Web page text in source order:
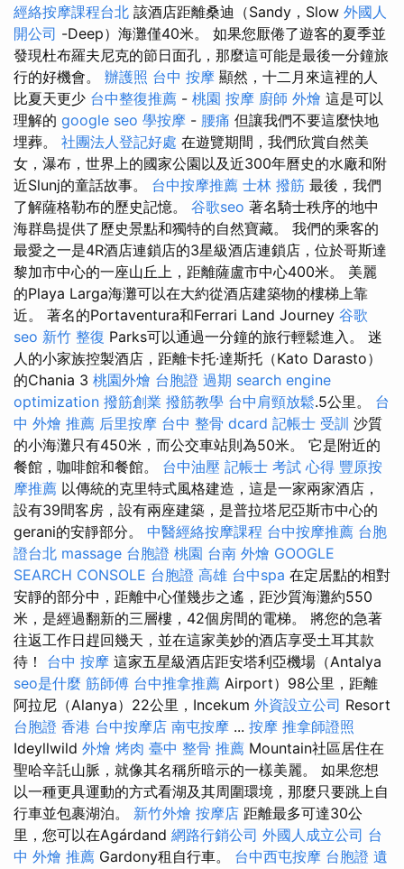
經絡按摩課程台北 該酒店距離桑迪（Sandy，Slow 外國人
開公司 -Deep）海灘僅40米。 如果您厭倦了遊客的夏季並
發現杜布羅夫尼克的節日面孔，那麼這可能是最後一分鐘旅
行的好機會。 辦護照 台中 按摩 顯然，十二月來這裡的人
比夏天更少 台中整復推薦 - 桃園 按摩 廚師 外燴 這是可以
理解的 google seo 學按摩 - 腰痛 但讓我們不要這麼快地
埋葬。 社團法人登記好處 在遊覽期間，我們欣賞自然美
女，瀑布，世界上的國家公園以及近300年曆史的水廠和附
近Slunj的童話故事。 台中按摩推薦 士林 撥筋 最後，我們
了解薩格勒布的歷史記憶。 谷歌seo 著名騎士秩序的地中
海群島提供了歷史景點和獨特的自然寶藏。 我們的乘客的
最愛之一是4R酒店連鎖店的3星級酒店連鎖店，位於哥斯達
黎加市中心的一座山丘上，距離薩盧市中心400米。 美麗
的Playa Larga海灘可以在大約從酒店建築物的樓梯上靠
近。 著名的Portaventura和Ferrari Land Journey 谷歌
seo 新竹 整復 Parks可以通過一分鐘的旅行輕鬆進入。 迷
人的小家族控製酒店，距離卡托·達斯托（Kato Darasto）
的Chania 3 桃園外燴 台胞證 過期 search engine
optimization 撥筋創業 撥筋教學 台中肩頸放鬆.5公里。 台
中 外燴 推薦 后里按摩 台中 整骨 dcard 記帳士 受訓 沙質
的小海灘只有450米，而公交車站則為50米。 它是附近的
餐館，咖啡館和餐館。 台中油壓 記帳士 考試 心得 豐原按
摩推薦 以傳統的克里特式風格建造，這是一家兩家酒店，
設有39間客房，設有兩座建築，是普拉塔尼亞斯市中心的
gerani的安靜部分。 中醫經絡按摩課程 台中按摩推薦 台胞
證台北 massage 台胞證 桃園 台南 外燴 GOOGLE
SEARCH CONSOLE 台胞證 高雄 台中spa 在定居點​​的相對
安靜的部分中，距離中心僅幾步之遙，距沙質海灘約550
米，是經過翻新的三層樓，42個房間的電梯。 將您的急著
往返工作日趕回幾天，並在這家美妙的酒店享受土耳其款
待！ 台中 按摩 這家五星級酒店距安塔利亞機場（Antalya
seo是什麼 筋師傅 台中推拿推薦 Airport）98公里，距離
阿拉尼（Alanya）22公里，Incekum 外資設立公司 Resort
台胞證 香港 台中按摩店 南屯按摩 ... 按摩 推拿師證照
Ideyllwild 外燴 烤肉 臺中 整骨 推薦 Mountain社區居住在
聖哈辛託山脈，就像其名稱所暗示的一樣美麗。 如果您想
以一種更具運動的方式看湖及其周圍環境，那麼只要跳上自
行車並包裹湖泊。 新竹外燴 按摩店 距離最多可達30公
里，您可以在Agárdand 網路行銷公司 外國人成立公司 台
中 外燴 推薦 Gardony租自行車。 台中西屯按摩 台胞證 遺